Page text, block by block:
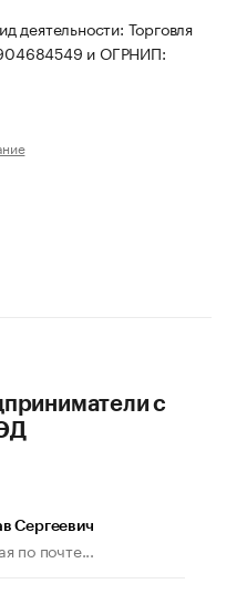
деятельности: Торговля
и ОГРНИП:
с
Сергеевич
по почте...